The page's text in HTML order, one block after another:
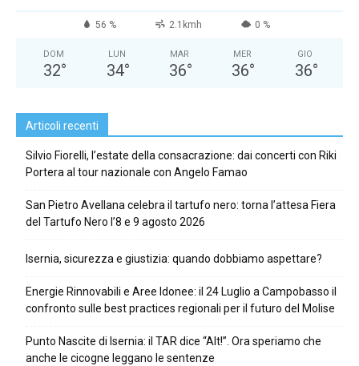
56 % 2.1kmh 0 %
DOM
32°
LUN
34°
MAR
36°
MER
36°
GIO
36°
Articoli recenti
Silvio Fiorelli, l’estate della consacrazione: dai concerti con Riki
Portera al tour nazionale con Angelo Famao
San Pietro Avellana celebra il tartufo nero: torna l’attesa Fiera
del Tartufo Nero l’8 e 9 agosto 2026
Isernia, sicurezza e giustizia: quando dobbiamo aspettare?
Energie Rinnovabili e Aree Idonee: il 24 Luglio a Campobasso il
confronto sulle best practices regionali per il futuro del Molise
Punto Nascite di Isernia: il TAR dice “Alt!”. Ora speriamo che
anche le cicogne leggano le sentenze